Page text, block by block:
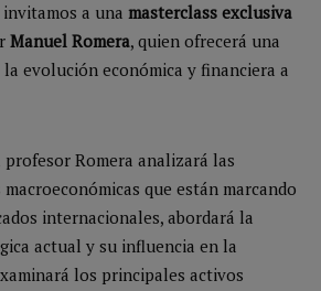
invitamos a una masterclass exclusiva
Manuel Romera, quien ofrecerá una
evolución económica y financiera a
Romera analizará las
que están marcando
internacionales, abordará la
actual y su influencia en la
los principales activos